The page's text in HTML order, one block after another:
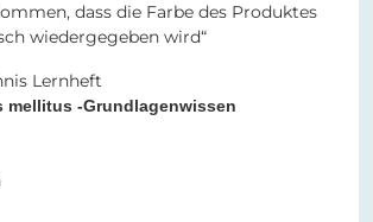
dass die Farbe des Produktes
wiedergegeben wird“
Lernheft
mellitus -Grundlagenwissen